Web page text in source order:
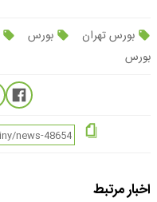
بورس تهران بورس
بورس
اخبار مرتبط